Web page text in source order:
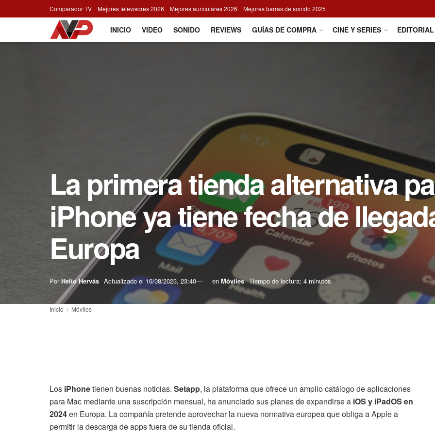
Comparador TV Mejores televisores 2026 Mejores auriculares 2026 Mejores barras de sonido 2025
INICIO VIDEO SONIDO REVIEWS GUÍAS DE COMPRA CINE Y SERIES EDITORIAL
La primera tienda alternativa
iPhone ya tiene fecha de
Europa
Por Helio Hervás Actualizado el 16/08/2023, 23:40 en Móviles Tiempo de lectura: 4 minutos
Inicio Móviles
Los iPhonetienen buenas noticias. Setapp, la plataforma que ofrece un amplio catálogo de aplicaciones
para Mac mediante una suscripción mensual, ha anunciado sus planes de expandirse a iOS y iPadOS en
2024en Europa. La compañía pretende aprovechar la nueva normativa europea que obliga a Apple a
permitir la descarga de apps fuera de su tienda oficial.